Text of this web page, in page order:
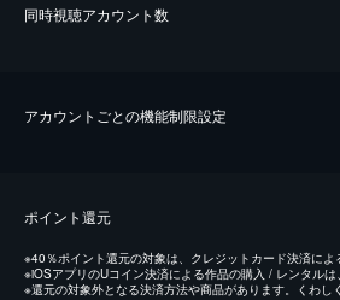
同時視聴アカウント数
アカウントごとの機能制限設定
ポイント還元
※40％ポイント還元の対象は、クレジットカード決済によ
※iOSアプリのUコイン決済による作品の購入 / レンタルは
※還元の対象外となる決済方法や商品があります。くわし